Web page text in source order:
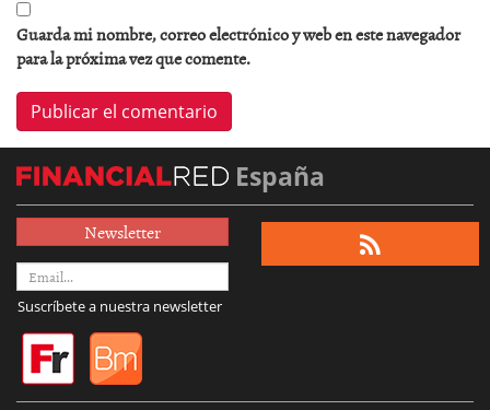
Guarda mi nombre, correo electrónico y web en este navegador
para la próxima vez que comente.
España
Newsletter
Suscríbete a nuestra newsletter